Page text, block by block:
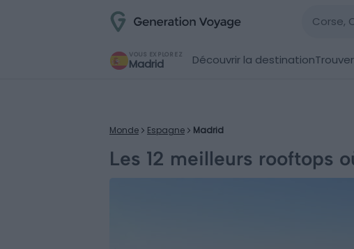
VOUS EXPLOREZ
Madrid Découvrir la destination
Monde Espagne Madrid
Les 12 meilleurs rooftops